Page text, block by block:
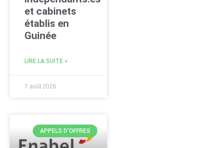
et cabinets
établis en
Guinée
LIRE LA SUITE »
7 août 2026
APPELS D'OFFRES